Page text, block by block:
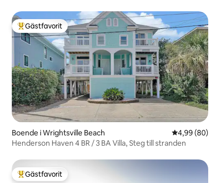
Populär gästfavorit
Gästfavorit
Boende i Wrightsville Beach 4,99 av 5 i
4,99 (80)
Henderson Haven 4 BR / 3 BA Villa, Steg till stranden
Populär gästfavorit
Gästfavorit